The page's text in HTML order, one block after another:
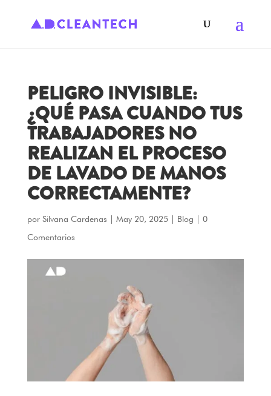
PELIGRO INVISIBLE:
¿QUÉ PASA CUANDO TUS
TRABAJADORES NO
REALIZAN EL PROCESO
DE LAVADO DE MANOS
CORRECTAMENTE?
por Silvana Cardenas May 20, 2025| Blog
0
Comentarios